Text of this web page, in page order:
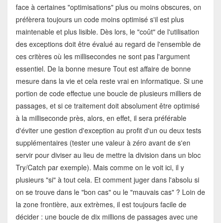
face à certaines "optimisations" plus ou moins obscures, on
préfèrera toujours un code moins optimisé s'il est plus
maintenable et plus lisible. Dès lors, le "coût" de l'utilisation
des exceptions doit être évalué au regard de l'ensemble de
ces critères où les millisecondes ne sont pas l'argument
essentiel. De la bonne mesure Tout est affaire de bonne
mesure dans la vie et cela reste vrai en informatique. Si une
portion de code effectue une boucle de plusieurs milliers de
passages, et si ce traitement doit absolument être optimisé
à la milliseconde près, alors, en effet, il sera préférable
d'éviter une gestion d'exception au profit d'un ou deux tests
supplémentaires (tester une valeur à zéro avant de s'en
servir pour diviser au lieu de mettre la division dans un bloc
Try/Catch par exemple). Mais comme on le voit ici, il y
plusieurs "si" à tout cela. Et comment juger dans l'absolu si
on se trouve dans le "bon cas" ou le "mauvais cas" ? Loin de
la zone frontière, aux extrèmes, il est toujours facile de
décider : une boucle de dix millions de passages avec une